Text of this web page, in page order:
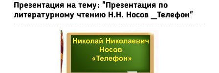
Презентация на тему: "Презентация по
литературному чтению Н.Н. Носов _Телефон"